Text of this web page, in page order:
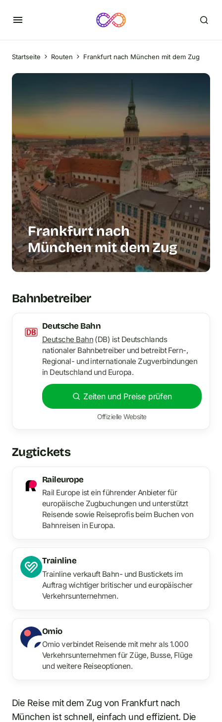
Startseite Routen Frankfurt nach München mit dem Zug
Frankfurt nach
München mit dem Zug
Bahnbetreiber
Deutsche Bahn
Deutsche Bahn(DB) ist Deutschlands
nationaler Bahnbetreiber und betreibt Fern-,
Regional- und internationale Zugverbindungen
in Deutschland und Europa.
Zeiten und Preise prüfen
Offizielle Website
Zugtickets
Raileurope
Rail Europe ist ein führender Anbieter für
europäische Zugbuchungen und unterstützt
Reisende sowie Reiseprofis beim Buchen von
Bahnreisen in Europa.
Trainline
Trainline verkauft Bahn- und Bustickets im
Auftrag wichtiger britischer und europäischer
Verkehrsunternehmen.
Omio
Omio verbindet Reisende mit mehr als 1.000
Verkehrsunternehmen für Züge, Busse, Flüge
und weitere Reiseoptionen.
Die Reise mit dem Zug von Frankfurt nach
München ist schnell, einfach und effizient. Die